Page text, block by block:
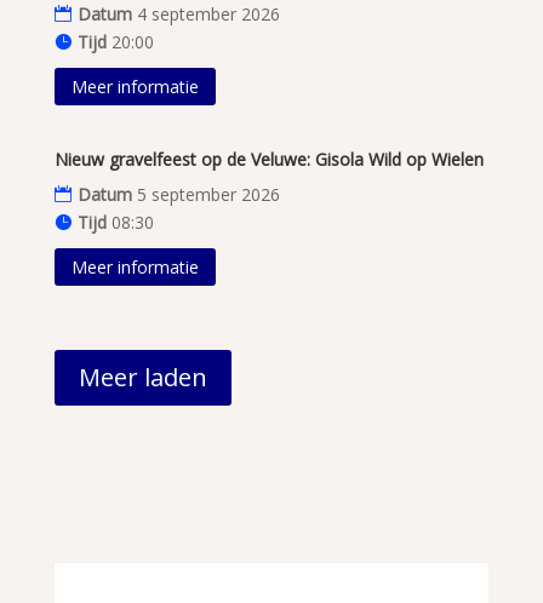
Datum 4 september 2026
Tijd 20:00
Meer informatie
Nieuw gravelfeest op de Veluwe: Gisola Wild op Wielen
Datum 5 september 2026
Tijd 08:30
Meer informatie
Meer laden